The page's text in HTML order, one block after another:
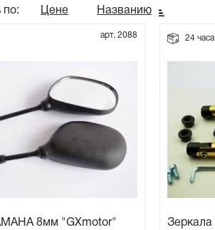
по: Цене Названию
арт. 2088
8мм "GXmotor"
24 часа
Зеркала